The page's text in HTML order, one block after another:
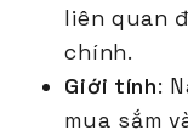
liên quan
chính.
Giới tính:
mua sắm